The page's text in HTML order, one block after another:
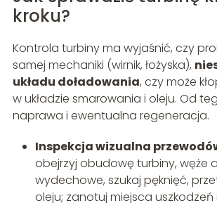
kroku?
Kontrola turbiny ma wyjaśnić, czy
samej mechaniki (wirnik, łożyska),
układu doładowania, czy może
w układzie smarowania i oleju. Od
naprawa i ewentualna regeneracja.
Inspekcja wizualna
obejrzyj obudowę turbiny, węże
wydechowe, szukaj pęknięć,
oleju; zanotuj miejsca